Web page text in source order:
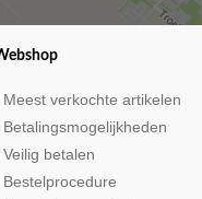
Meest verkochte artikelen
Betalingsmogelijkheden
Veilig betalen
Bestelprocedure